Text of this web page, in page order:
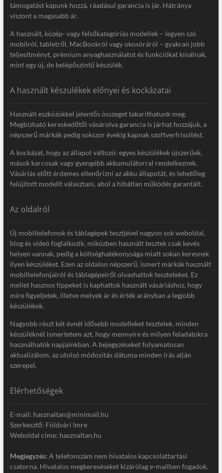
támogatást kapunk hozzá, ráadásul garancia is jár. Hátránya
viszont a magasabb ár.
A használt, közép- vagy felsőkategóriás modellek – legyen szó
mobilról, tabletről, MacBookról vagy okosóráról – gyakran jobb
teljesítményt, prémium anyaghasználatot és funkciókat kínálnak,
mint egy új, de belépőszintű készülék.
A használt készülékek előnyei és kockázatai
Használt eszközökkel jelentős összeget takaríthatunk meg.
Megbízható kereskedőtől vásárolva garancia is járhat hozzájuk, a
népszerű márkák pedig sokszor évekig kapnak szoftverfrissítést.
A kockázat, hogy az állapot változó: egyes készülékek újszerűek,
mások karcosak vagy gyengébb akkumulátorral rendelkeznek.
Vásárlás előtt érdemes ellenőrizni az akku állapotát, és lehetőleg
felújított modellt választani, ahol a hibátlan működés garantált.
Az oldalról
Új mobiltelefonok és táblagépek tesztjével nagyon sok weboldal,
blog és videó foglalkozik, miközben használt tesztek csak kevés
helyen vannak, pedig a költséghatékonysága miatt sokan keresnek
ilyen készüléket. Ezen az oldalon népszerű, ismert márkák használt
mobiltelefonjairól és táblagépeiről olvashattok teszteteket. Ez
mellet hasznos tippeket is kaphattok használt vásárláshoz, hogy
mire figyeljetek, illetve melyek ár és érték arányban a legjobb
készülékek.
Nagyobb részt két évnél idősebb modelleket tesztelek, minden
készüléknél ismertetem azt, hogy mennyire és milyen feladatokra
használhatók napjainkban. A bejegyzéseket folyamatosan
aktualizálom, az utolsó módosítás dátuma minden írás alján
szerepel.
Elérhetőségek
E-mail: hasznaltan@minimail.hu
Szerkesztő: Földvári Imre
Weboldal címe: hasznaltan.hu
Megjegyzés: A telefonszám nem hivatalos kapcsolattartási
csatorna. Hivatalos megkereséseket kizárólag e-mailben fogadok.